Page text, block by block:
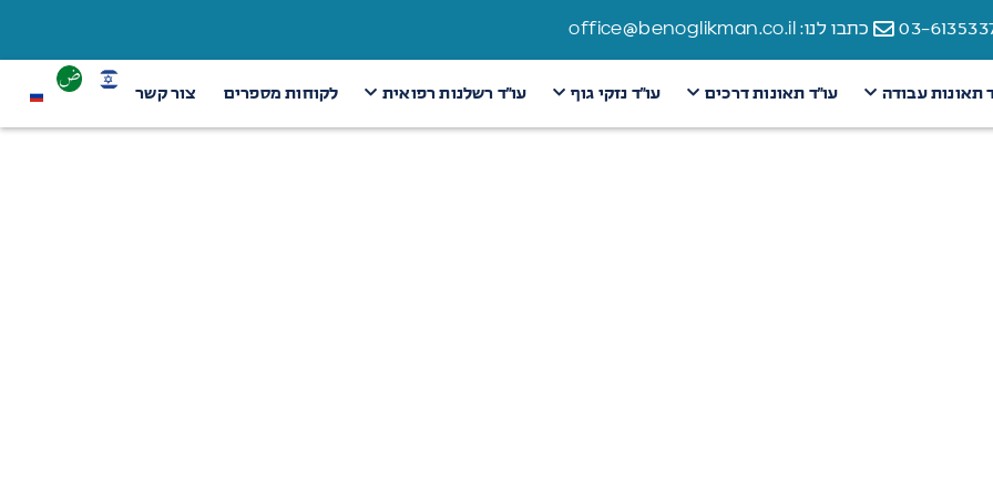
כתבו לנו: office@benoglikman.co.il
תאונות עבודה עו״ד תאונות דרכים עו״ד נזקי גוף עו״ד רשלנות רפואית לקוחות מספרים צור קשר